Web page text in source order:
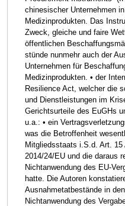
chinesischer Unternehmen
Medizinprodukten. Das
Zweck, gleiche und faire
öffentlichen
stünde nunmehr auch der
Unternehmen für
Medizinprodukten. • der
Resilience Act, welcher die
und Dienstleistungen im
Gerichtsurteile des EuGHs
u.a.: • ein
was die Betroffenheit
Mitgliedsstaats i.S.d. Art.
2014/24/EU und die daraus
Nichtanwendung des EU-
hatte. Die Autoren
Ausnahmetatbestände in
Nichtanwendung des